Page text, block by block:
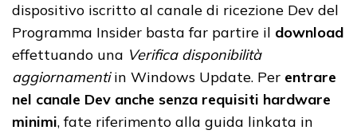
dispositivo iscritto al canale di ricezione Dev del
Programma Insider basta far partire il download
effettuando una Verifica disponibilità
aggiornamentiin Windows Update. Per entrare
nel canale Dev anche senza requisiti hardware
minimi, fate riferimento alla guida linkata in